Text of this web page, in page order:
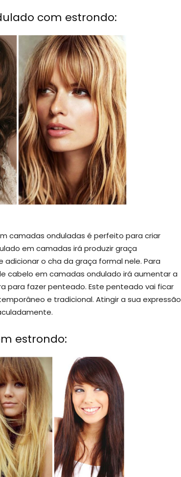
com estrondo:
camadas onduladas é perfeito para criar
em camadas irá produzir graça
o cha da graça formal nele. Para
cabelo em camadas ondulado irá aumentar a
para fazer penteado. Este penteado vai ficar
e tradicional. Atingir a sua expressão
estrondo: